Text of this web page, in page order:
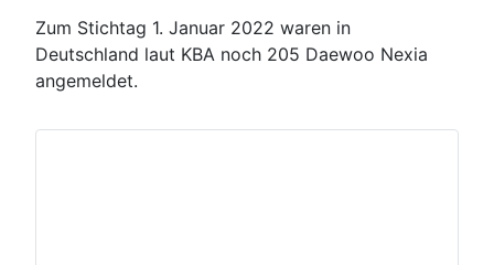
Zum Stichtag 1. Januar 2022 waren in
Deutschland laut KBA noch 205 Daewoo Nexia
angemeldet.